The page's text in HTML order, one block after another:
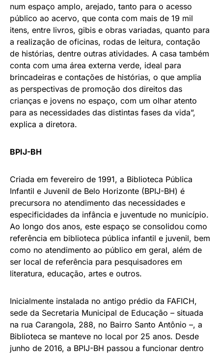
num espaço amplo, arejado, tanto para o acesso
público ao acervo, que conta com mais de 19 mil
itens, entre livros, gibis e obras variadas, quanto para
a realização de oficinas, rodas de leitura, contação
de histórias, dentre outras atividades. A casa também
conta com uma área externa verde, ideal para
brincadeiras e contações de histórias, o que amplia
as perspectivas de promoção dos direitos das
crianças e jovens no espaço, com um olhar atento
para as necessidades das distintas fases da vida”,
explica a diretora.
BPIJ-BH
Criada em fevereiro de 1991, a Biblioteca Pública
Infantil e Juvenil de Belo Horizonte (BPIJ-BH) é
precursora no atendimento das necessidades e
especificidades da infância e juventude no município.
Ao longo dos anos, este espaço se consolidou como
referência em biblioteca pública infantil e juvenil, bem
como no atendimento ao público em geral, além de
ser local de referência para pesquisadores em
literatura, educação, artes e outros.
Inicialmente instalada no antigo prédio da FAFICH,
sede da Secretaria Municipal de Educação – situada
na rua Carangola, 288, no Bairro Santo Antônio –, a
Biblioteca se manteve no local por 25 anos. Desde
junho de 2016, a BPIJ-BH passou a funcionar dentro